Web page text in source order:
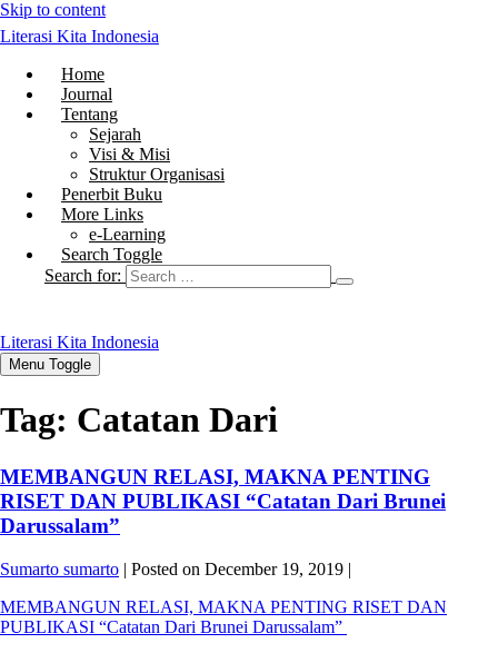
Skip to content
Literasi Kita Indonesia
Home
Journal
Tentang
Sejarah
Visi & Misi
Struktur Organisasi
Penerbit Buku
More Links
e-Learning
Search Toggle
Search for:
Literasi Kita Indonesia
Menu Toggle
Tag: Catatan Dari
MEMBANGUN RELASI, MAKNA PENTING
RISET DAN PUBLIKASI “Catatan Dari Brunei
Darussalam”
Sumarto sumarto | Posted on December 19, 2019 |
MEMBANGUN RELASI, MAKNA PENTING RISET DAN
PUBLIKASI “Catatan Dari Brunei Darussalam”